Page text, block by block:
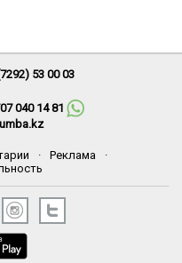
53 00 03
040 14 81
· Реклама
·